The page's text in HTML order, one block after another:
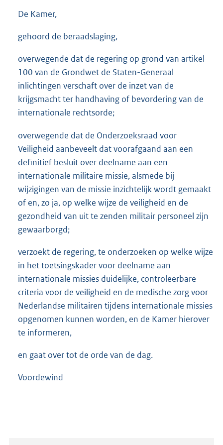
De Kamer,
gehoord de beraadslaging,
overwegende dat de regering op grond van artikel
100 van de Grondwet de Staten-Generaal
inlichtingen verschaft over de inzet van de
krijgsmacht ter handhaving of bevordering van de
internationale rechtsorde;
overwegende dat de Onderzoeksraad voor
Veiligheid aanbeveelt dat voorafgaand aan een
definitief besluit over deelname aan een
internationale militaire missie, alsmede bij
wijzigingen van de missie inzichtelijk wordt gemaakt
of en, zo ja, op welke wijze de veiligheid en de
gezondheid van uit te zenden militair personeel zijn
gewaarborgd;
verzoekt de regering, te onderzoeken op welke wijze
in het toetsingskader voor deelname aan
internationale missies duidelijke, controleerbare
criteria voor de veiligheid en de medische zorg voor
Nederlandse militairen tijdens internationale missies
opgenomen kunnen worden, en de Kamer hierover
te informeren,
en gaat over tot de orde van de dag.
Voordewind